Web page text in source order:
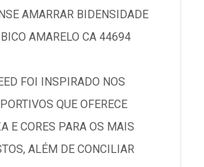
AMARRAR BIDENSIDADE
AMARELO CA 44694
FOI INSPIRADO NOS
QUE OFERECE
E CORES PARA OS MAIS
ALÉM DE CONCILIAR